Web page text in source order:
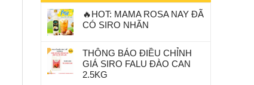
🔥HOT: MAMA ROSA NAY ĐÃ
CÓ SIRO NHÃN
THÔNG BÁO ĐIỀU CHỈNH
GIÁ SIRO FALU ĐÀO CAN
2.5KG